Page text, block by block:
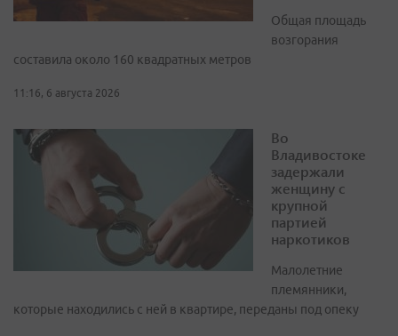
Общая площадь
возгорания
составила около 160 квадратных метров
11:16, 6 августа 2026
Во
Владивостоке
задержали
женщину с
крупной
партией
наркотиков
Малолетние
племянники,
которые находились с ней в квартире, переданы под опеку